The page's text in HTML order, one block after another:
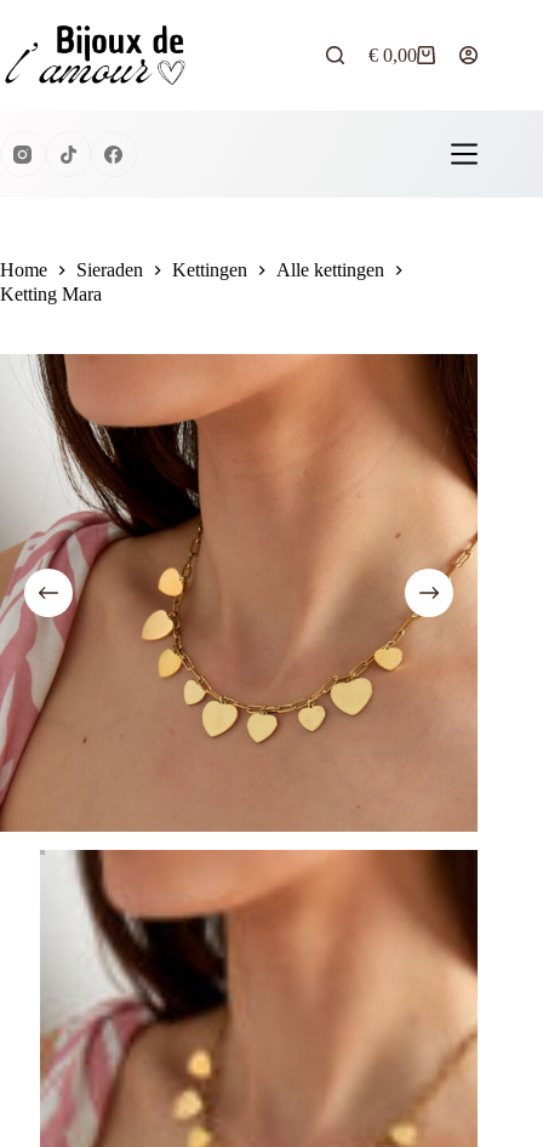
inhoud
Winkelwagen
€ 0,00
Home Sieraden Kettingen
Alle kettingen
Ketting Mara